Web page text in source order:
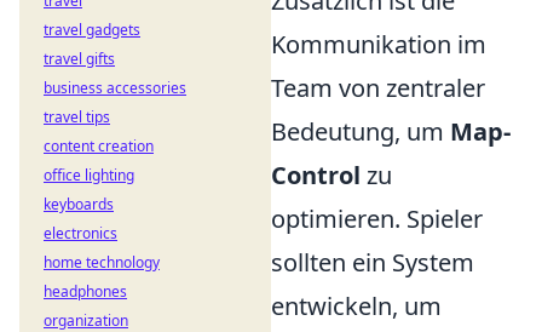
Kommunikation im
Team von zentraler
Bedeutung, um Map-
Control zu
optimieren. Spieler
sollten ein System
entwickeln, um
travel gadgets
travel gifts
business accessories
travel tips
content creation
office lighting
keyboards
electronics
home technology
headphones
organization